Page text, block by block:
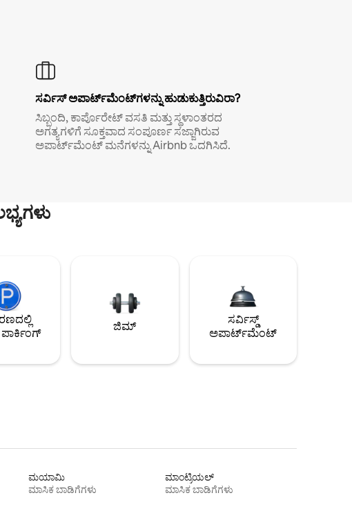
ಸರ್ವಿಸ್ ಅಪಾರ್ಟ್‌ಮೆಂಟ್‌ಗಳನ್ನು ಹುಡುಕುತ್ತಿರುವಿರಾ?
ಸಿಬ್ಬಂದಿ, ಕಾರ್ಪೊರೇಟ್ ವಸತಿ ಮತ್ತು ಸ್ಥಳಾಂತರದ
ಅಗತ್ಯಗಳಿಗೆ ಸೂಕ್ತವಾದ ಸಂಪೂರ್ಣ ಸಜ್ಜಾಗಿರುವ
ಅಪಾರ್ಟ್‌ಮೆಂಟ್ ಮನೆಗಳನ್ನು Airbnb ಒದಗಿಸಿದೆ.
ಜಿಮ್
ಸರ್ವಿಸ್ಡ್
ಅಪಾರ್ಟ್‌ಮೆಂಟ್
ಮಯಾಮಿ
ಮಾಸಿಕ ಬಾಡಿಗೆಗಳು
ಮಾಂಟ್ರಿಯಲ್
ಮಾಸಿಕ ಬಾಡಿಗೆಗಳು